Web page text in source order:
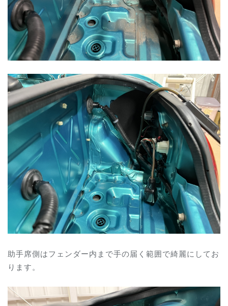
助手席側はフェンダー内まで手の届く範囲で綺麗にしてお
ります。